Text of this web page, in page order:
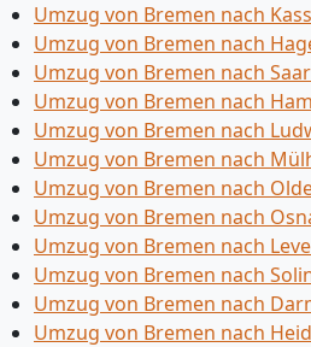
Umzug von Bremen nach
Umzug von Bremen nach
Umzug von Bremen nach
Umzug von Bremen nach
Umzug von Bremen nach
Umzug von Bremen nach
Umzug von Bremen nach
Umzug von Bremen nach
Umzug von Bremen nach
Umzug von Bremen nach
Umzug von Bremen nach
Umzug von Bremen nach